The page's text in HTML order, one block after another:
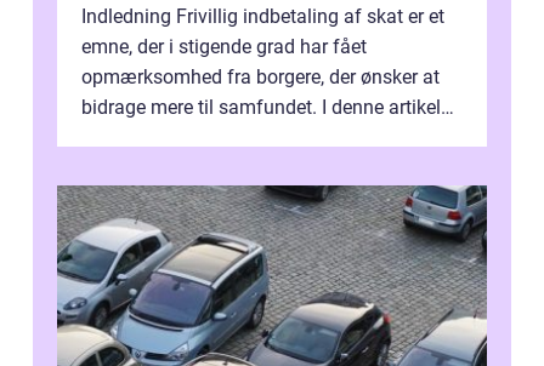
Indledning Frivillig indbetaling af skat er et
emne, der i stigende grad har fået
opmærksomhed fra borgere, der ønsker at
bidrage mere til samfundet. I denne artikel